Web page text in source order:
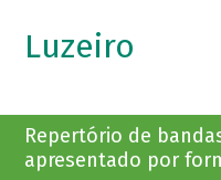
Luzeiro
Repertório de
apresentado por